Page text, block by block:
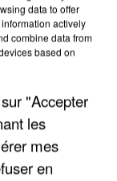
une coulée de
de là.
data to offer
actively
combine data from
based on
"Accepter
les
mes
en